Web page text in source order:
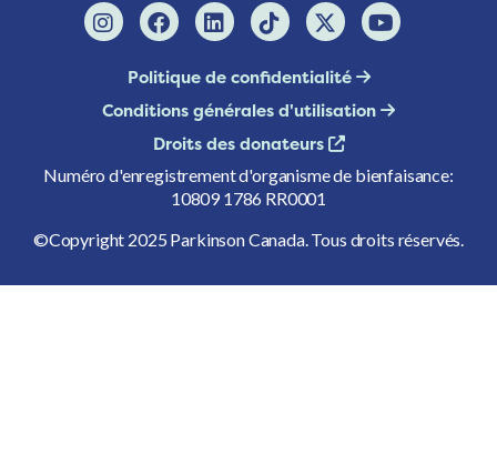
Politique de confidentialité
Conditions générales d'utilisation
Droits des donateurs
Numéro d'enregistrement d'organisme de bienfaisance:
10809 1786 RR0001
©Copyright 2025 Parkinson Canada. Tous droits réservés.